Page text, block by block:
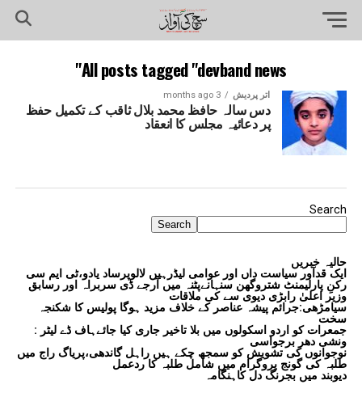
All posts tagged "devband news"
اتر پردیش 3 months ago
دس سالہ حافظ محمد بلال ثاقب کے تکمیل حفظ
پر دعائیہ مجلس کا انعقاد
Search
Search
حالیہ خبریں
ایک قدآور سیاست داں اور عوامی لیڈرہیں لالوپرساد یادو،ٹی ایم سی
رکنِ پارلیمنٹ شتروگھن سنہانےپٹنہ میں آرجے ڈی سربراہ اور رسابق
وزیر اعلیٰ رابڑی دیوی سے کی ملاقات
سیامڑھی:جرائم پیشہ عناصر کے خلاف مزید ہوگا پولیس کا شکنجہ
سخت
جمعرات کو اردو اسکولوں میں بلا تاخیر جاری کیا جائےہاف ڈے لیٹر :
ونشی دھر برجواسی
نوجوانوں کی تشویش کو سمجھ چکے ہیں راہل گاندھی،پریاگ راج میں
طلبہ کی گونج پروگرام میں شامل طلبہ کا ردعمل
دیوبند میں بجرنگ دل کاہنگامہ